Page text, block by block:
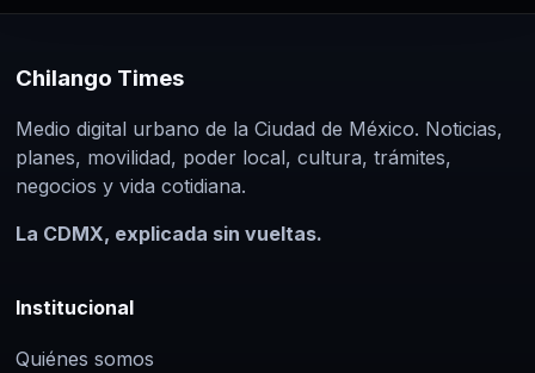
Chilango Times
Medio digital urbano de la Ciudad de México. Noticias,
planes, movilidad, poder local, cultura, trámites,
negocios y vida cotidiana.
La CDMX, explicada sin vueltas.
Institucional
Quiénes somos